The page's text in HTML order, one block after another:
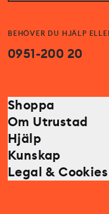
BEHÖVER DU HJÄLP
0951-200 20
Shoppa
Om Utrustad
Hjälp
Kunskap
Legal & Cookies